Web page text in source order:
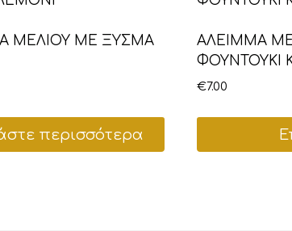
ΜΕΛΙΟΥ ΜΕ ΞΥΣΜΑ
περισσότερα
ΑΛΕΙΜΜΑ
ΦΟΥΝΤΟΥΚΙ
€7.00